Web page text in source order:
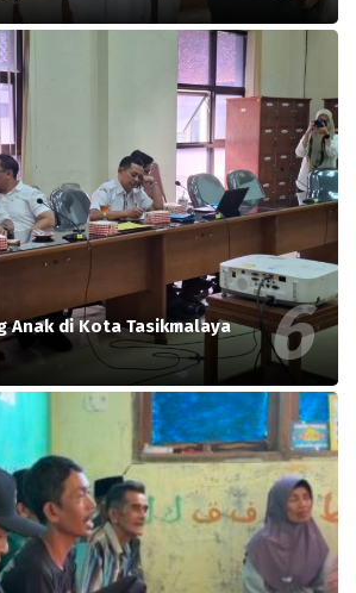
Anak di Kota Tasikmalaya